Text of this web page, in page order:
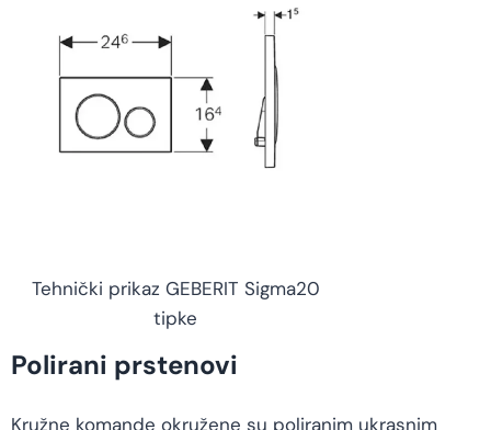
Tehnički prikaz GEBERIT Sigma20
tipke
Polirani prstenovi
Kružne komande okružene su poliranim ukrasnim